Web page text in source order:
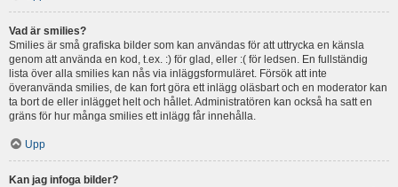
Vad är smilies?
Smilies är små grafiska bilder som kan användas för att uttrycka en känsla
genom att använda en kod, t.ex. :) för glad, eller :( för ledsen. En fullständig
lista över alla smilies kan nås via inläggsformuläret. Försök att inte
överanvända smilies, de kan fort göra ett inlägg oläsbart och en moderator kan
ta bort de eller inlägget helt och hållet. Administratören kan också ha satt en
gräns för hur många smilies ett inlägg får innehålla.
Upp
Kan jag infoga bilder?